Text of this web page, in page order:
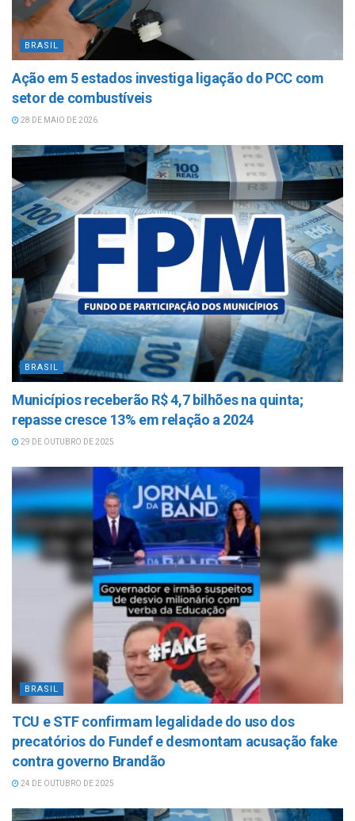
BRASIL
Ação em 5 estados investiga ligação do PCC com
setor de combustíveis
28 DE MAIO DE 2026
BRASIL
Municípios receberão R$ 4,7 bilhões na quinta;
repasse cresce 13% em relação a 2024
29 DE OUTUBRO DE 2025
BRASIL
TCU e STF confirmam legalidade do uso dos
precatórios do Fundef e desmontam acusação fake
contra governo Brandão
24 DE OUTUBRO DE 2025